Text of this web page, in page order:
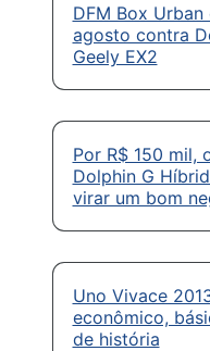
DFM Box Urban
agosto contra
Geely EX2
Por R$ 150 mil,
Dolphin G
virar um bom
Uno Vivace
econômico,
de história